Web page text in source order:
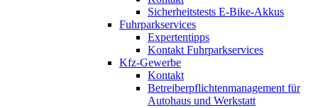
Sicherheitstests E-Bike-Akkus
Fuhrparkservices
Expertentipps
Kontakt Fuhrparkservices
Kfz-Gewerbe
Kontakt
Betreiberpflichtenmanagement für
Autohaus und Werkstatt